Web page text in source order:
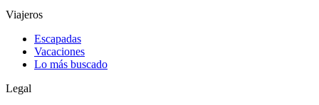
Viajeros
Escapadas
Vacaciones
Lo más buscado
Legal